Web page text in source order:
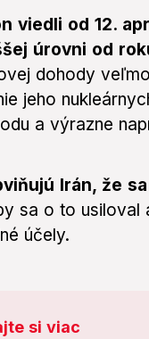
viedli od 12.
úrovni od
dohody
jeho
a výrazne
Irán, že
sa o to
účely.
si viac